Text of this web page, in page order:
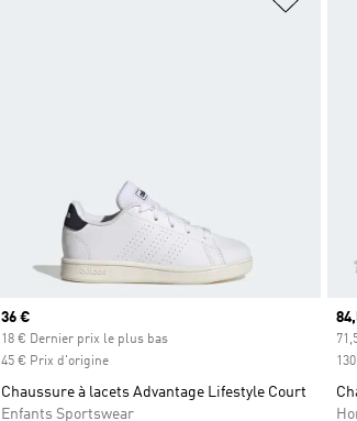
Prix actuel
36 €
18 € Dernier prix le plus bas
45 € Prix d'origine
Chaussure à lacets Advantage Lifestyle Court
Enfants Sportswear